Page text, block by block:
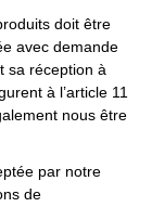
doit être
avec demande
sa réception à
à l’article 11
nous être
par notre
de